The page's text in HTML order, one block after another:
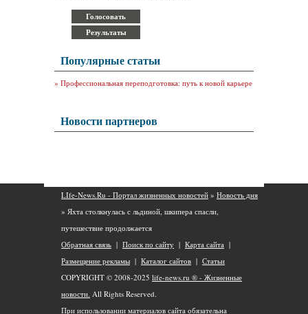
Популярные статьи
» Профессиональная переподготовка: путь к новой карьере
Новости партнеров
LIfe-News.Ru - Портал жизненных новостей » Новость дня
» Яхта столкнулась с льдиной, шкипера спасли,
путешествие продолжается
Обратная связь | Поиск по сайту | Карта сайта |
Размещение рекламы | Каталог сайтов | Статьи
COPYRIGHT © 2008-2025 life-news.ru ® - Жизненные
новости. All Rights Reserved.
При использовании материалов сайта обязательна